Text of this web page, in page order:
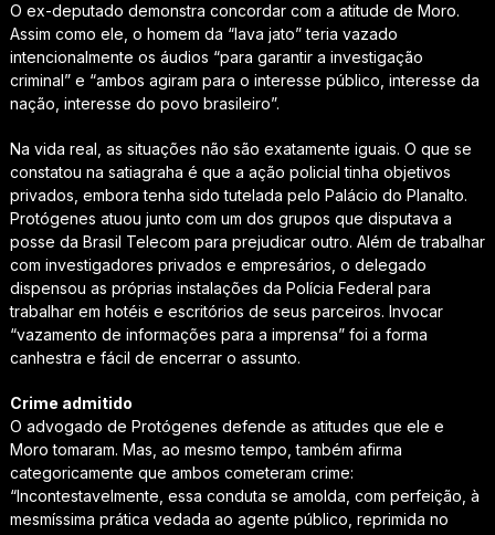
O ex-deputado demonstra concordar com a atitude de Moro.
Assim como ele, o homem da “lava jato” teria vazado
intencionalmente os áudios “para garantir a investigação
criminal” e “ambos agiram para o interesse público, interesse da
nação, interesse do povo brasileiro”.
Na vida real, as situações não são exatamente iguais. O que se
constatou na satiagraha é que a ação policial tinha objetivos
privados, embora tenha sido tutelada pelo Palácio do Planalto.
Protógenes atuou junto com um dos grupos que disputava a
posse da Brasil Telecom para prejudicar outro. Além de trabalhar
com investigadores privados e empresários, o delegado
dispensou as próprias instalações da Polícia Federal para
trabalhar em hotéis e escritórios de seus parceiros. Invocar
“vazamento de informações para a imprensa” foi a forma
canhestra e fácil de encerrar o assunto.
Crime admitido
O advogado de Protógenes defende as atitudes que ele e
Moro tomaram. Mas, ao mesmo tempo, também afirma
categoricamente que ambos cometeram crime:
“Incontestavelmente, essa conduta se amolda, com perfeição, à
mesmíssima prática vedada ao agente público, reprimida no